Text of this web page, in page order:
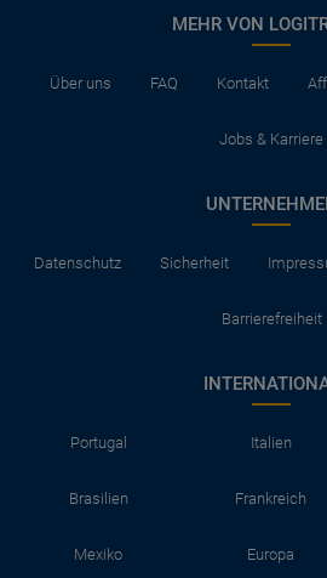
MEHR VON
Über uns FAQ Kontakt
Jobs & Karriere
Datenschutz Sicherheit
Barrierefreiheit
Portugal Italien
Brasilien Frankreich
Mexiko Europa